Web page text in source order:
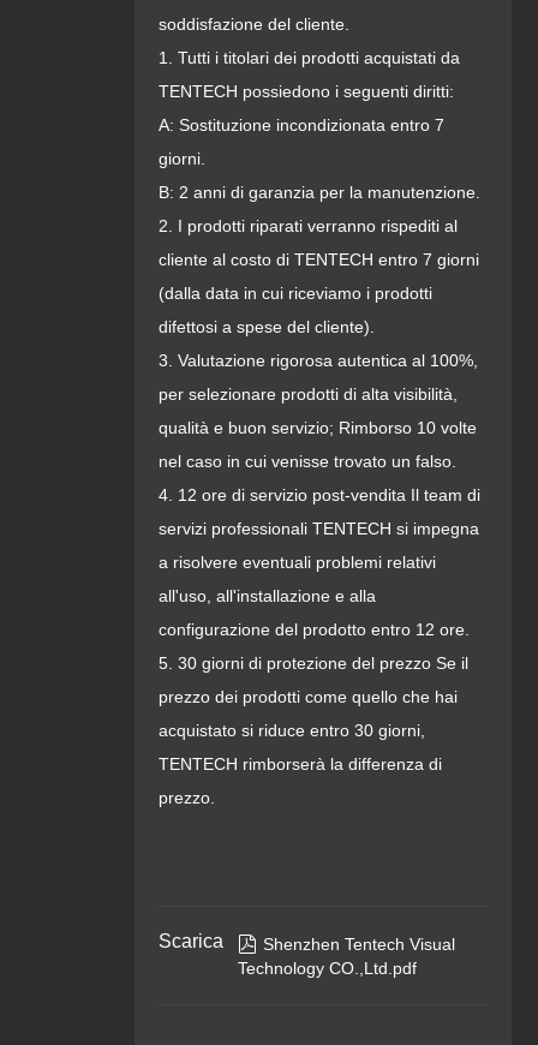
soddisfazione del cliente.
1. Tutti i titolari dei prodotti acquistati da
TENTECH possiedono i seguenti diritti:
A: Sostituzione incondizionata entro 7
giorni.
B: 2 anni di garanzia per la manutenzione.
2. I prodotti riparati verranno rispediti al
cliente al costo di TENTECH entro 7 giorni
(dalla data in cui riceviamo i prodotti
difettosi a spese del cliente).
3. Valutazione rigorosa autentica al 100%,
per selezionare prodotti di alta visibilità,
qualità e buon servizio; Rimborso 10 volte
nel caso in cui venisse trovato un falso.
4. 12 ore di servizio post-vendita Il team di
servizi professionali TENTECH si impegna
a risolvere eventuali problemi relativi
all'uso, all'installazione e alla
configurazione del prodotto entro 12 ore.
5. 30 giorni di protezione del prezzo Se il
prezzo dei prodotti come quello che hai
acquistato si riduce entro 30 giorni,
TENTECH rimborserà la differenza di
prezzo.
Scarica  Shenzhen Tentech Visual
Technology CO.,Ltd.pdf